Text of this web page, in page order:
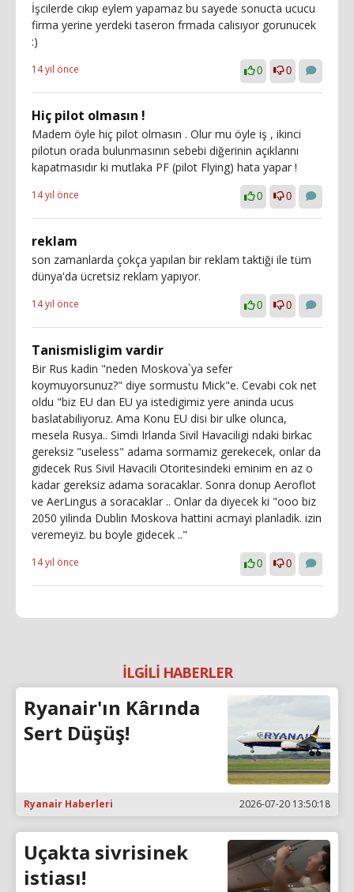
İşcilerde cıkıp eylem yapamaz bu sayede sonucta ucucu
firma yerine yerdeki taseron frmada calısıyor gorunucek
:)
14 yıl önce 0 0
Hiç pilot olmasın !
Madem öyle hiç pilot olmasın . Olur mu öyle iş , ikinci
pilotun orada bulunmasının sebebi diğerinin açıklarını
kapatmasıdır ki mutlaka PF (pilot Flying) hata yapar !
14 yıl önce 0 0
reklam
son zamanlarda çokça yapılan bir reklam taktiği ile tüm
dünya'da ücretsiz reklam yapıyor.
14 yıl önce 0 0
Tanismisligim vardir
Bir Rus kadin "neden Moskova`ya sefer
koymuyorsunuz?" diye sormustu Mick"e. Cevabi cok net
oldu "biz EU dan EU ya istedigimiz yere aninda ucus
baslatabiliyoruz. Ama Konu EU disi bir ulke olunca,
mesela Rusya.. Simdi Irlanda Sivil Havaciligi ndaki birkac
gereksiz "useless" adama sormamiz gerekecek, onlar da
gidecek Rus Sivil Havacili Otoritesindeki eminim en az o
kadar gereksiz adama soracaklar. Sonra donup Aeroflot
ve AerLingus a soracaklar .. Onlar da diyecek ki "ooo biz
2050 yilinda Dublin Moskova hattini acmayi planladik. izin
veremeyiz. bu boyle gidecek .."
14 yıl önce 0 0
İLGİLİ HABERLER
Ryanair'ın Kârında
Sert Düşüş!
Ryanair Haberleri 2026-07-20 13:50:18
Uçakta sivrisinek
istiası!